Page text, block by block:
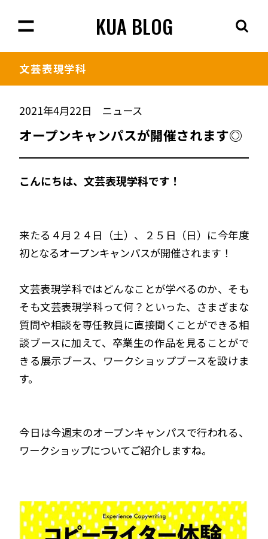
KUA BLOG
文芸表現学科
2021年4月22日 ニュース
オープンキャンパスが開催されます◎
こんにちは、文芸表現学科です！
来たる４月２４日（土）、２５日（日）に今年度
初となるオープンキャンパスが開催されます！
文芸表現学科ではどんなことが学べるのか、そも
そも文芸表現学科って何？といった、さまざまな
質問や相談を専任教員に直接聞くことができる相
談ブースに加えて、卒業生の作品を見ることがで
きる展示ブース、ワークショップブースを設けま
す。
今日は今週末のオープンキャンパスで行われる、
ワークショップについてご紹介しますね。